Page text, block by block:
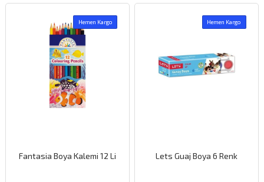
Hemen Kargo
Fantasia Boya Kalemi 12 Li
Hemen Kargo
Lets Guaj Boya 6 Renk